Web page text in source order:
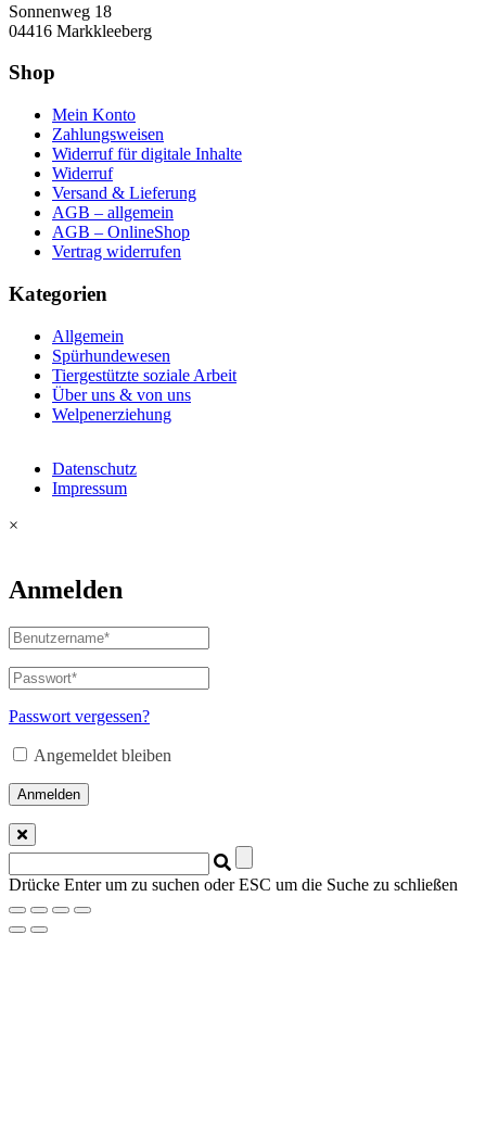
Sonnenweg 18
04416 Markkleeberg
Shop
Mein Konto
Zahlungsweisen
Widerruf für digitale Inhalte
Widerruf
Versand & Lieferung
AGB – allgemein
AGB – OnlineShop
Vertrag widerrufen
Kategorien
Allgemein
Spürhundewesen
Tiergestützte soziale Arbeit
Über uns & von uns
Welpenerziehung
Datenschutz
Impressum
×
Anmelden
Passwort vergessen?
Angemeldet bleiben
Anmelden
Suchen
nach:
Drücke Enter um zu suchen oder ESC um die Suche zu schließen